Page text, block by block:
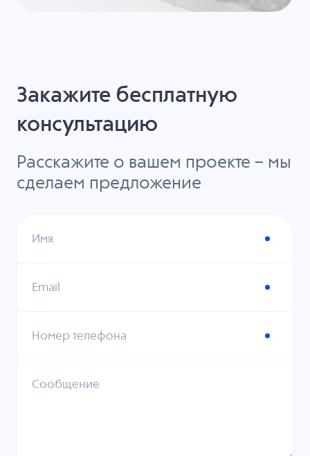
Закажите бесплатную
консультацию
Расскажите о вашем проекте – мы
сделаем предложение
Имя
Email
Номер телефона
Сообщение